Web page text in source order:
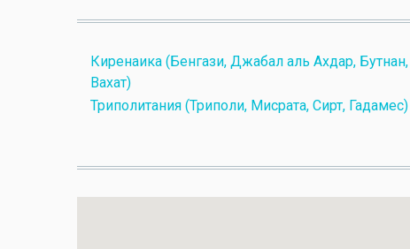
Киренаика (Бенгази, Джабал аль Ахдар,
Вахат)
Триполитания (Триполи, Мисрата, Сирт, Гадамес)